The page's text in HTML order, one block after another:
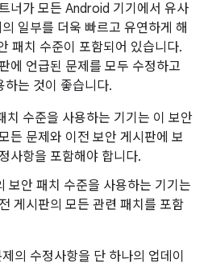
너가 모든 Android 기기에서 유사
일부를 더욱 빠르고 유연하게 해
패치 수준이 포함되어 있습니다.
에 언급된 문제를 모두 수정하고
하는 것이 좋습니다.
수준을 사용하는 기기는 이 보안
든 문제와 이전 보안 게시판에 보
사항을 포함해야 합니다.
안 패치 수준을 사용하는 기기는
게시판의 모든 관련 패치를 포함
의 수정사항을 단 하나의 업데이